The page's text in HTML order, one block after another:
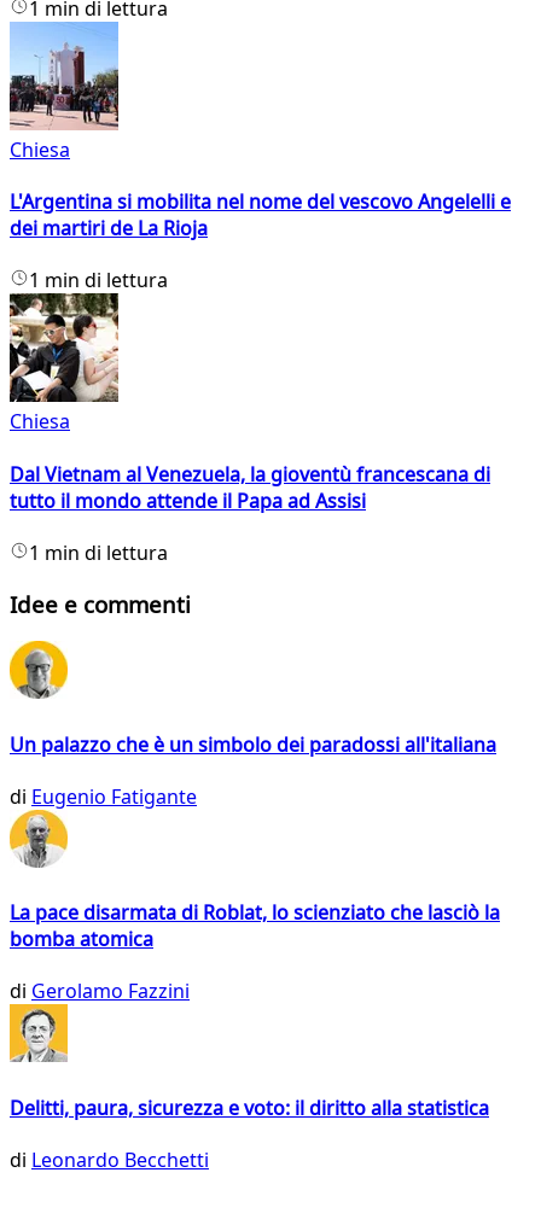
1 min di lettura
Chiesa
L'Argentina si mobilita nel nome del vescovo Angelelli e
dei martiri de La Rioja
1 min di lettura
Chiesa
Dal Vietnam al Venezuela, la gioventù francescana di
tutto il mondo attende il Papa ad Assisi
1 min di lettura
Idee e commenti
Un palazzo che è un simbolo dei paradossi all'italiana
di Eugenio Fatigante
La pace disarmata di Roblat, lo scienziato che lasciò la
bomba atomica
di Gerolamo Fazzini
Delitti, paura, sicurezza e voto: il diritto alla statistica
di Leonardo Becchetti